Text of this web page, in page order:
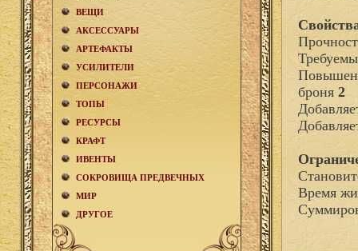
ВЕЩИ
АКCЕСCУАРЫ
АРТЕФАКТЫ
УСИЛИТЕЛИ
ПЕРСОНАЖИ
ТОПЫ
РЕСУРСЫ
КРАФТ
ИВЕНТЫ
СОКРОВИЩА ПРЕДВЕЧНЫХ
МИР
ДРУГОЕ
броня 2
Время